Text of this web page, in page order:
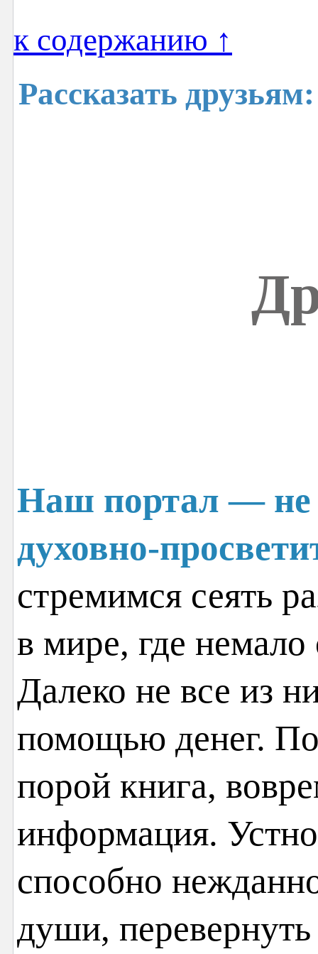
к содержанию ↑
Рассказать друзьям:
Наш портал — не
духовно-
стремимся сеять
в мире, где
Далеко не все из
помощью денег.
порой книга,
информация.
способно
души,